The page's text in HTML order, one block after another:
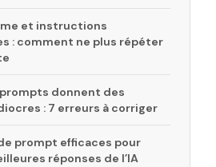
et instructions
: comment ne plus répéter
donnent des
: 7 erreurs à corriger
prompt efficaces pour
réponses de l’IA